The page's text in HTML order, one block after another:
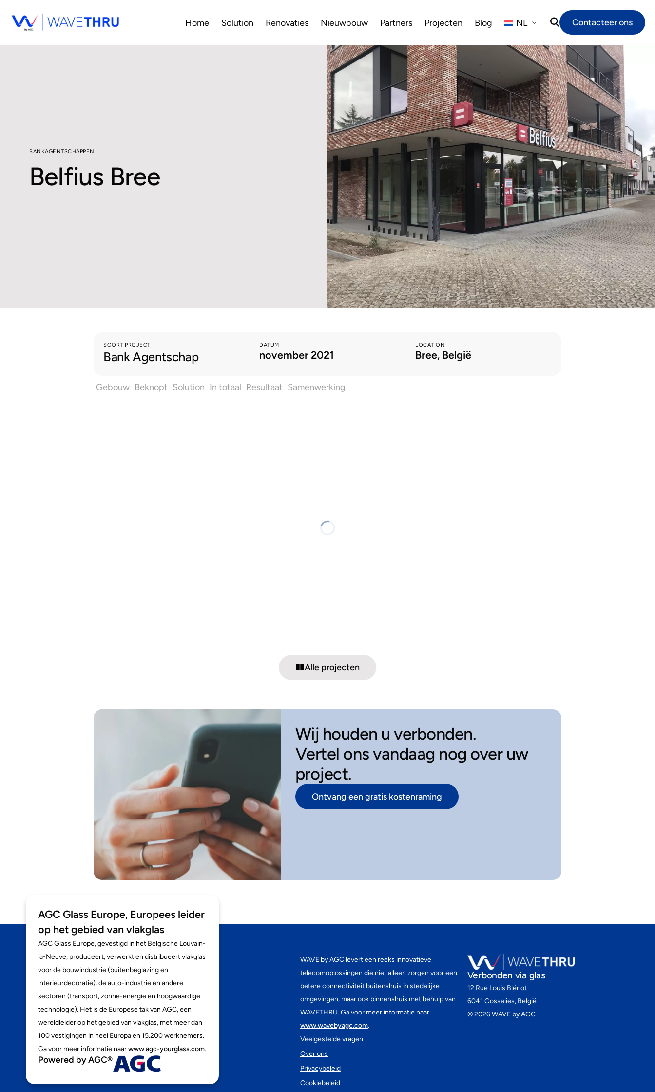
Home Solution Renovaties Nieuwbouw Partners Projecten Blog NL
FR
Contacteer ons
BANKAGENTSCHAPPEN
Belfius Bree
SOORT PROJECT
Bank Agentschap
DATUM
november 2021
LOCATION
Bree, België
Gebouw Beknopt Solution In totaal Resultaat Samenwerking
Alle projecten
Wij houden u verbonden.
Vertel ons vandaag nog over uw
project.
Ontvang een gratis kostenraming
AGC Glass Europe, Europees leider
op het gebied van vlakglas
AGC Glass Europe, gevestigd in het Belgische Louvain-
la-Neuve, produceert, verwerkt en distribueert vlakglas
voor de bouwindustrie (buitenbeglazing en
interieurdecoratie), de auto-industrie en andere
sectoren (transport, zonne-energie en hoogwaardige
technologie). Het is de Europese tak van AGC, een
wereldleider op het gebied van vlakglas, met meer dan
100 vestigingen in heel Europa en 15.200 werknemers.
Ga voor meer informatie naarwww.agc-yourglass.com.
Powered by AGC®
WAVE by AGC levert een reeks innovatieve
telecomoplossingen die niet alleen zorgen voor een
betere connectiviteit buitenshuis in stedelijke
omgevingen, maar ook binnenshuis met behulp van
WAVETHRU. Ga voor meer informatie naar
www.wavebyagc.com.
Veelgestelde vragen
Over ons
Privacybeleid
Cookiebeleid
Verbonden via glas
12 Rue Louis Blériot
6041 Gosselies, België
©2026WAVE by AGC